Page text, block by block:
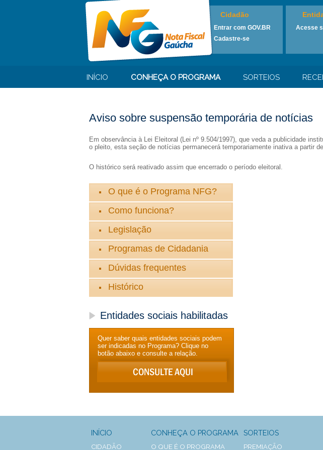
Cidadão
Entrar com GOV.BR
Cadastre-se
Acesse
INÍCIO CONHEÇA O PROGRAMA SORTEIOS
Aviso sobre suspensão temporária de notícias
Em observância à Lei Eleitoral (Lei nº 9.504/1997), que veda a publicidade
o pleito, esta seção de notícias permanecerá temporariamente inativa a partir
O histórico será reativado assim que encerrado o período eleitoral.
O que é o Programa NFG?
Como funciona?
Legislação
Programas de Cidadania
Dúvidas frequentes
Histórico
Entidades sociais habilitadas
Quer saber quais entidades sociais podem
ser indicadas no Programa? Clique no
botão abaixo e consulte a relação.
INÍCIO
CIDADÃO
CONHEÇA O PROGRAMA
O QUE É O PROGRAMA
SORTEIOS
PREMIAÇÃO